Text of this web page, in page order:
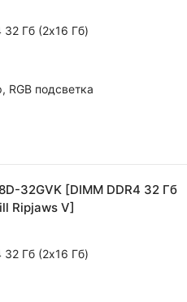
32 Гб (2x16 Гб)
RGB подсветка
32GVK [DIMM DDR4 32 Гб
Ripjaws V]
32 Гб (2x16 Гб)